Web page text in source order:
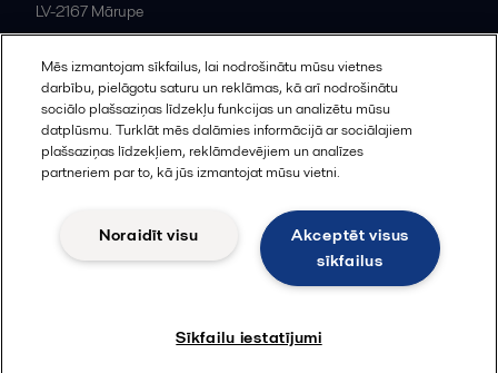
LV-2167 Mārupe
Latvia
+371 678 285 08
All offices and partners
© 2015-2026, ALFA LAVAL
Cookies policy Legal terms and conditions
Mēs izmantojam sīkfailus, lai nodrošinātu mūsu vietnes
darbību, pielāgotu saturu un reklāmas, kā arī nodrošinātu
sociālo plašsaziņas līdzekļu funkcijas un analizētu mūsu
datplūsmu. Turklāt mēs dalāmies informācijā ar sociālajiem
plašsaziņas līdzekļiem, reklāmdevējiem un analīzes
partneriem par to, kā jūs izmantojat mūsu vietni.
Akceptēt visus
sīkfailus
Noraidīt visu
Sīkfailu iestatījumi